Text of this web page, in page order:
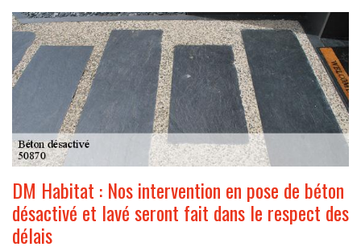
DM Habitat : Nos intervention en pose de béton
désactivé et lavé seront fait dans le respect des
délais